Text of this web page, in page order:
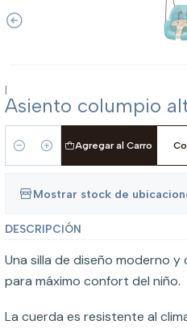
|
Asiento columpio
Cantidad
Agregar al Carro
Mostrar stock de
DESCRIPCIÓN
Una silla de diseño moderno
para máximo confort del niño.
La cuerda es resistente al